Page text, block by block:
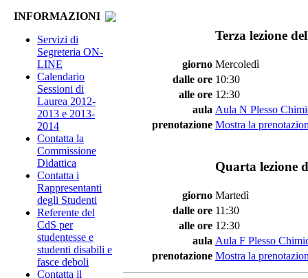
INFORMAZIONI
Servizi di
Segreteria ON-
LINE
Calendario
Sessioni di
Laurea 2012-
2013 e 2013-
2014
Contatta la
Commissione
Didattica
Contatta i
Rappresentanti
degli Studenti
Referente del
CdS per
studentesse e
studenti disabili e
fasce deboli
Contatta il
Terza lezione
giorno Mercoledì
dalle ore 10:30
alle ore 12:30
aula Aula N Plesso
prenotazione Mostra la
Quarta lezione
giorno Martedì
dalle ore 11:30
alle ore 12:30
aula Aula F Plesso
prenotazione Mostra la